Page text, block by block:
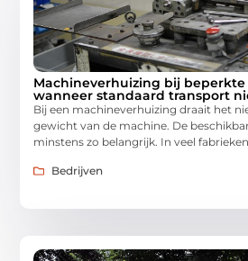
Machineverhuizing bij
wanneer standaard transport
Bij een machineverhuizing draait het
gewicht van de machine. De
minstens zo belangrijk. In veel fabrieken,
Bedrijven